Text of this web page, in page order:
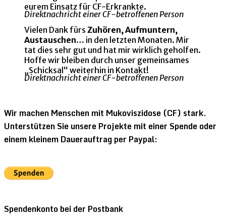
eurem Einsatz für CF-Erkrankte.
Direktnachricht einer CF-betroffenen Person
Vielen Dank fürs Zuhören, Aufmuntern,
Austauschen… in den letzten Monaten. Mir
tat dies sehr gut und hat mir wirklich geholfen.
Hoffe wir bleiben durch unser gemeinsames
„Schicksal“ weiterhin in Kontakt!
Direktnachricht einer CF-betroffenen Person
Wir machen Menschen mit Mukoviszidose (CF) stark.
Unterstützen Sie unsere Projekte mit einer Spende oder
einem kleinem Dauerauftrag per Paypal:
Spendenkonto bei der Postbank